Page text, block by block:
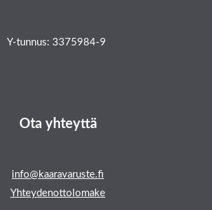
Y-tunnus: 3375984-9
Ota yhteyttä
info@kaaravaruste.fi
Yhteydenottolomake